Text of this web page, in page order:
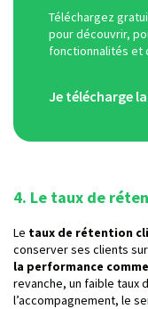
Téléchargez
pour découvrir,
fonctionnalités et
Je télécharge
4. Le taux de
Le taux de rétention
conserver ses clients
la performance
revanche, un faible taux
l’accompagnement, le